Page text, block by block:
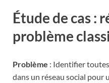
Étude de cas :
problème
Problème : Identifier
dans un réseau social pour